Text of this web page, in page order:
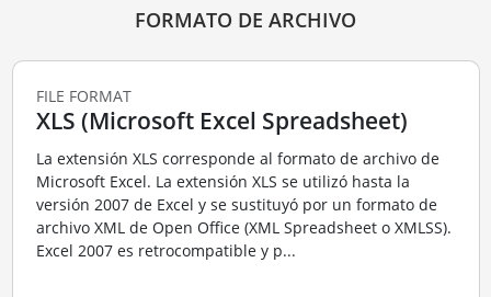
FORMATO DE ARCHIVO
FILE FORMAT
XLS (Microsoft Excel Spreadsheet)
La extensión XLS corresponde al formato de archivo de
Microsoft Excel. La extensión XLS se utilizó hasta la
versión 2007 de Excel y se sustituyó por un formato de
archivo XML de Open Office (XML Spreadsheet o XMLSS).
Excel 2007 es retrocompatible y p...